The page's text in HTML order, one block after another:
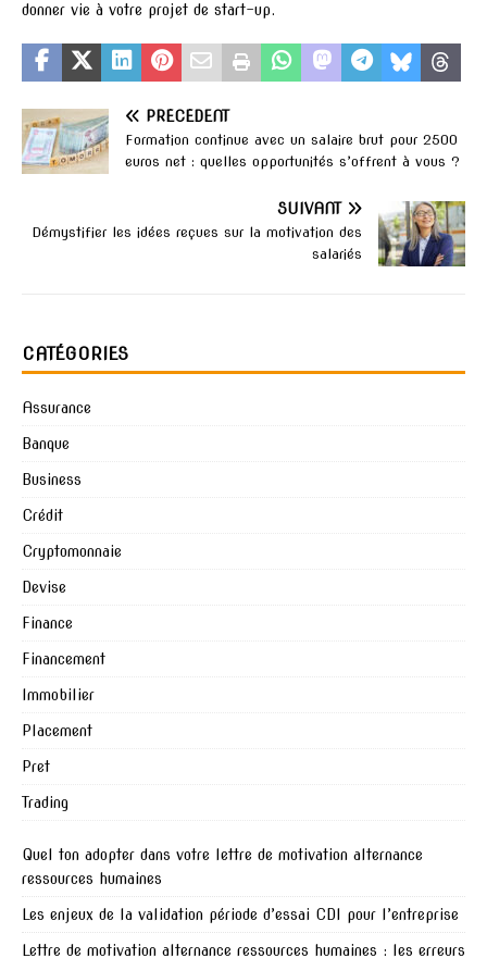
donner vie à votre projet de start-up.
PRÉCÉDENT
Formation continue avec un salaire brut pour 2500
euros net : quelles opportunités s’offrent à vous ?
SUIVANT
Démystifier les idées reçues sur la motivation des
salariés
CATÉGORIES
Assurance
Banque
Business
Crédit
Cryptomonnaie
Devise
Finance
Financement
Immobilier
Placement
Pret
Trading
Quel ton adopter dans votre lettre de motivation alternance
ressources humaines
Les enjeux de la validation période d’essai CDI pour l’entreprise
Lettre de motivation alternance ressources humaines : les erreurs